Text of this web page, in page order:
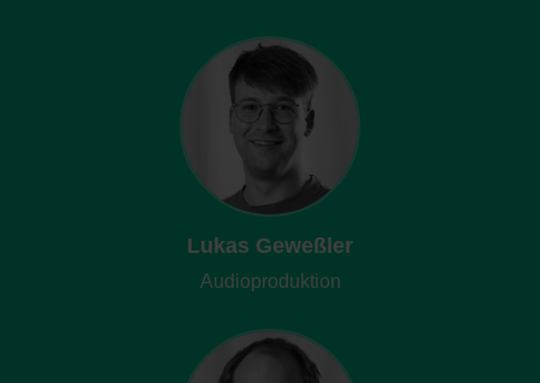
Lukas Geweßler
Audioproduktion